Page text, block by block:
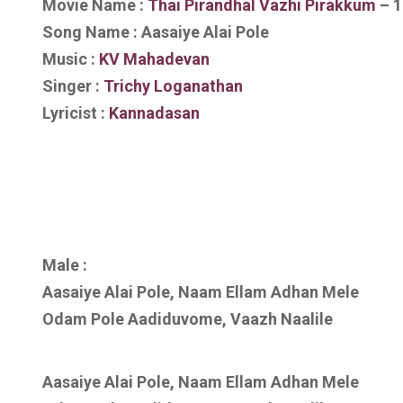
Movie Name : Thai Pirandhal Vazhi Pirakkum –
Song Name : Aasaiye Alai Pole
Music : KV Mahadevan
Singer : Trichy Loganathan
Lyricist : Kannadasan
Male :
Aasaiye Alai Pole, Naam Ellam Adhan Mele
Odam Pole Aadiduvome, Vaazh Naalile
Aasaiye Alai Pole, Naam Ellam Adhan Mele